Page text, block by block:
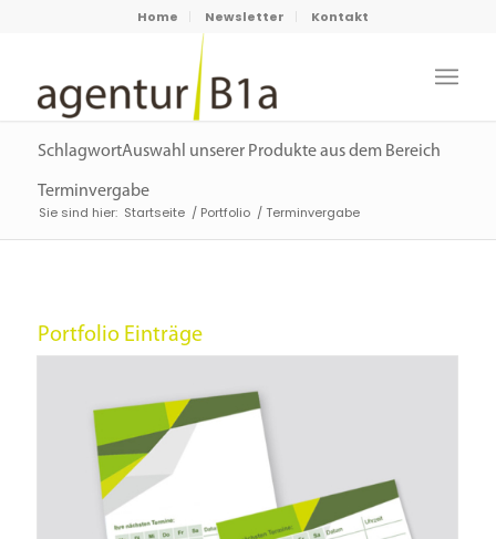
Home Newsletter Kontakt
SchlagwortAuswahl unserer Produkte aus dem Bereich
Terminvergabe
Sie sind hier: Startseite / Portfolio / Terminvergabe
Portfolio Einträge